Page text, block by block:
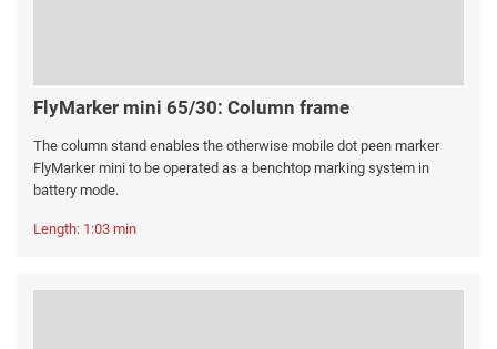
FlyMarker mini 65/30: Column frame
The column stand enables the otherwise mobile dot peen marker
FlyMarker mini to be operated as a benchtop marking system in
battery mode.
Length: 1:03 min